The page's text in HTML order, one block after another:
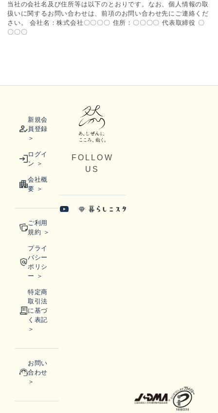
当社の会社名及び住所等は以下のとおりです。なお、個⼈情報の取
扱いに関するお問い合わせは、前項のお問い合わせ先にご連絡くだ
さい。 会社名：株式会社〇〇〇〇 住所：〇〇〇〇 代表取締役 〇
〇〇〇
FOLLOW
US
新規会
員登録
＞
ログイ
ン ＞
会社概
要 ＞
ご利用
規約 ＞
プライ
バシー
ポリシ
ー ＞
特定商
取引法
に基づ
く表記
＞
お問い
合わせ
＞